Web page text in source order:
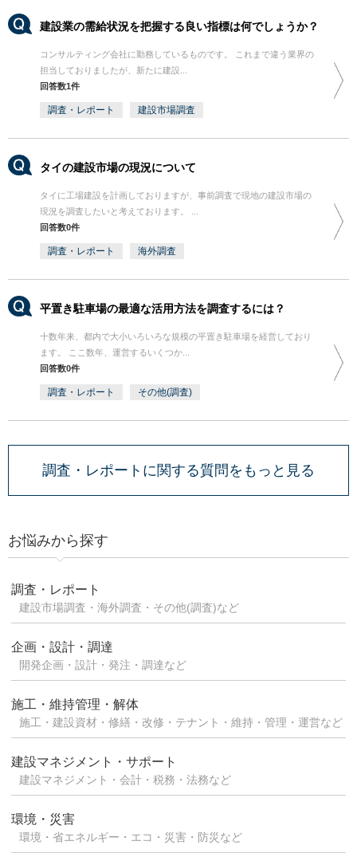
建設業の需給状況を把握する良い指標は何でしょうか？
コンサルティング会社に勤務しているものです。 これまで違う業界の
担当しておりましたが、新たに建設...
回答数1件
調査・レポート 建設市場調査
タイの建設市場の現況について
タイに工場建設を計画しておりますが、事前調査で現地の建設市場の
現況を調査したいと考えております。 ...
回答数0件
調査・レポート 海外調査
平置き駐車場の最適な活用方法を調査するには？
十数年来、都内で大小いろいろな規模の平置き駐車場を経営しており
ます。 ここ数年、運営するいくつか...
回答数0件
調査・レポート その他(調査)
調査・レポートに関する質問をもっと見る
お悩みから探す
調査・レポート
建設市場調査・海外調査・その他(調査)など
企画・設計・調達
開発企画・設計・発注・調達など
施工・維持管理・解体
施工・建設資材・修繕・改修・テナント・維持・管理・運営など
建設マネジメント・サポート
建設マネジメント・会計・税務・法務など
環境・災害
環境・省エネルギー・エコ・災害・防災など